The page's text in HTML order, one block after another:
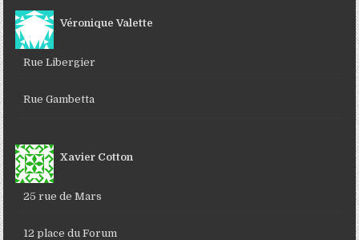
Véronique Valette
Rue Libergier
Rue Gambetta
Xavier Cotton
25 rue de Mars
12 place du Forum